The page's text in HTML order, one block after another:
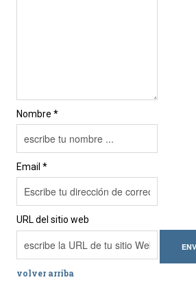
Nombre *
Email *
URL del sitio web
volver arriba